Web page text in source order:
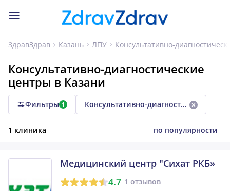
ЗдравЗдрав Казань ЛПУ Консультативно-
Консультативно-диагностические
центры в Казани
Фильтры 1 Консультативно-диагностический центр
1 клиника по популярности
Медицинский центр "Сихат РКБ»
4.7 1 отзывов